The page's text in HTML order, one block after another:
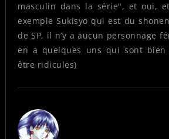
masculin dans la série", et oui,
exemple Sukisyo qui est du
de SP, il n’y a aucun personnage
en a quelques uns qui sont bien
être ridicules)